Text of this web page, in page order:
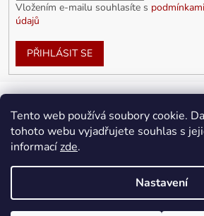
Tento web používá soubory cookie.
tohoto webu vyjadřujete souhlas s
informacízde.
Nastavení
Vložením e-mailu souhlasíte s
údajů
PŘIHLÁSIT SE
Vytvořil